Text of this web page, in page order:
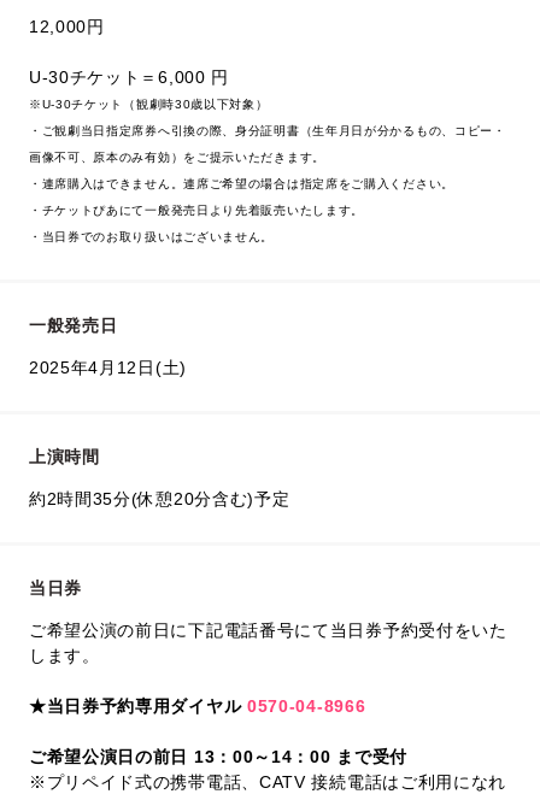
12,000円
U-30チケット＝6,000 円
※U-30チケット（観劇時30歳以下対象）
・ご観劇当日指定席券へ引換の際、身分証明書（生年月日が分かるもの、コピー・
画像不可、原本のみ有効）をご提示いただきます。
・連席購入はできません。連席ご希望の場合は指定席をご購入ください。
・チケットぴあにて一般発売日より先着販売いたします。
・当日券でのお取り扱いはございません。
一般発売日
2025年4月12日(土)
上演時間
約2時間35分(休憩20分含む)予定
当日券
ご希望公演の前日に下記電話番号にて当日券予約受付をいた
します。
★当日券予約専用ダイヤル 0570-04-8966
ご希望公演日の前日 13：00～14：00 まで受付
※プリペイド式の携帯電話、CATV 接続電話はご利用になれ